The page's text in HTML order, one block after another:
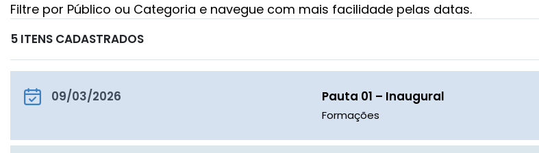
Filtre por Público ou Categoria e navegue com mais facilidade pelas datas.
5 ITENS CADASTRADOS
09/03/2026 Pauta 01 – Inaugural
Formações